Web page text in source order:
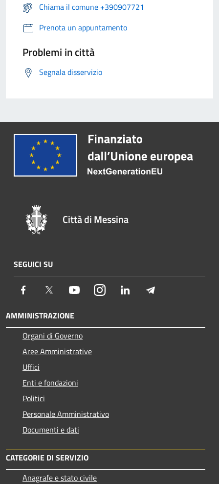
Chiama il comune +390907721
Prenota un appuntamento
Problemi in città
Segnala disservizio
Città di Messina
SEGUICI SU
Facebook Twitter YoutubeInstagram LinkedIn
AMMINISTRAZIONE
Organi di Governo
Aree Amministrative
Uffici
Enti e fondazioni
Politici
Personale Amministrativo
Documenti e dati
CATEGORIE DI SERVIZIO
Anagrafe e stato civile